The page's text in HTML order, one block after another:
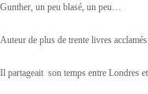
Gunther, un peu blasé, un peu…
Auteur de plus de trente livres
Il partageait son temps entre Londres